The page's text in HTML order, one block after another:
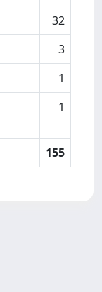
32
3
1
1
155